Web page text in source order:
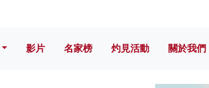
影片 名家榜 灼見活動 關於我們